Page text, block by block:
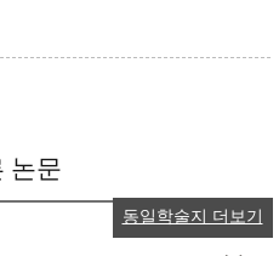
논문
동일학술지 더보기